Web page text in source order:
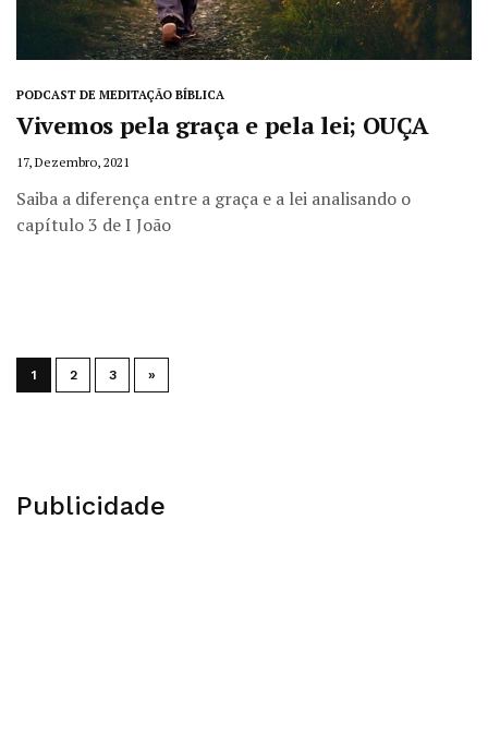
PODCAST DE MEDITAÇÃO BÍBLICA
Vivemos pela graça e pela lei; OUÇA
17, Dezembro, 2021
Saiba a diferença entre a graça e a lei analisando o
capítulo 3 de I João
1 2 3 »
Publicidade